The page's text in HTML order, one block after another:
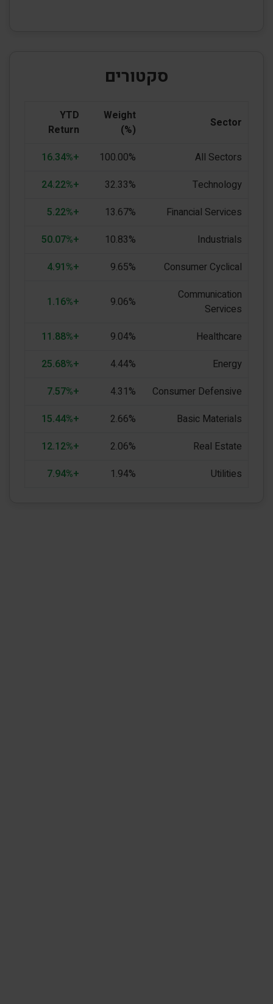
סקטורים
Sector
Weight
(%)
YTD
Return
All Sectors
100.00%
+16.34%
Technology
32.33%
+24.22%
Financial Services
13.67%
+5.22%
Industrials
10.83%
+50.07%
Consumer Cyclical
9.65%
+4.91%
Communication
Services
9.06%
+1.16%
Healthcare
9.04%
+11.88%
Energy
4.44%
+25.68%
Consumer Defensive
4.31%
+7.57%
Basic Materials
2.66%
+15.44%
Real Estate
2.06%
+12.12%
Utilities
1.94%
+7.94%